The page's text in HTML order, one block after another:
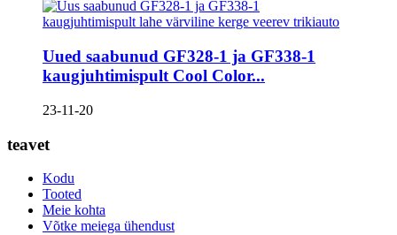
Uued saabunud GF328-1 ja GF338-1
kaugjuhtimispult Cool Color...
23-11-20
teavet
Kodu
Tooted
Meie kohta
Võtke meiega ühendust